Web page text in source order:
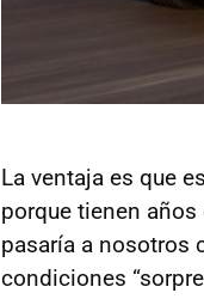
La ventaja es que
porque tienen
pasaría a nosotros
condiciones